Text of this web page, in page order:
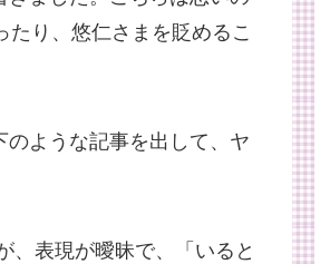
り、悠仁さまを貶めるこ
ような記事を出して、ヤ
、表現が曖昧で、「いると